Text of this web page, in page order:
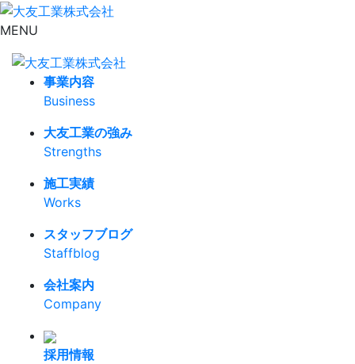
MENU
事業内容
Business
大友工業の強み
Strengths
施工実績
Works
スタッフブログ
Staffblog
会社案内
Company
採用情報